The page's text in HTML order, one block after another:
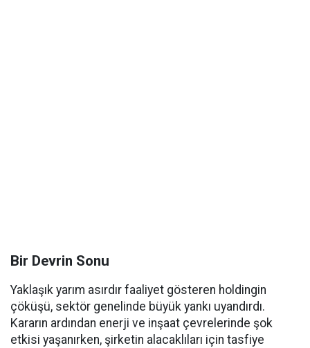
Bir Devrin Sonu
Yaklaşık yarım asırdır faaliyet gösteren holdingin
çöküşü, sektör genelinde büyük yankı uyandırdı.
Kararın ardından enerji ve inşaat çevrelerinde şok
etkisi yaşanırken, şirketin alacaklıları için tasfiye